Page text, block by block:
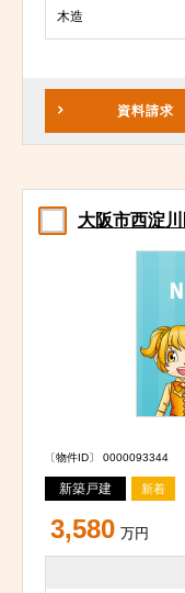
木造
資料請求
大阪市西淀
〔物件ID〕 0000093344
新築戸建 新着
3,580 万円